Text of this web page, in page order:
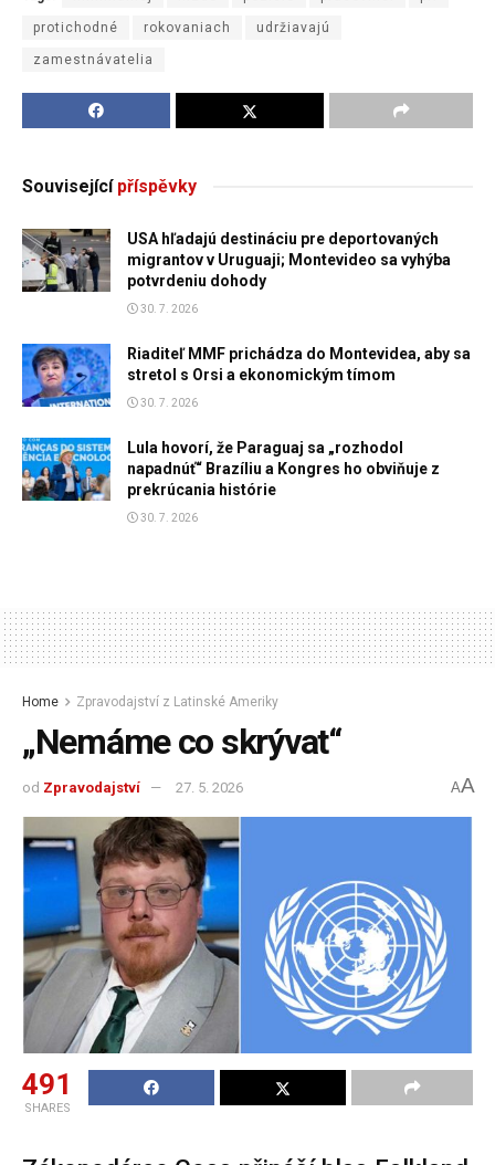
protichodné rokovaniach udržiavajú
zamestnávatelia
Souvisejícípříspěvky
USA hľadajú destináciu pre deportovaných
migrantov v Uruguaji; Montevideo sa vyhýba
potvrdeniu dohody
30. 7. 2026
Riaditeľ MMF prichádza do Montevidea, aby sa
stretol s Orsi a ekonomickým tímom
30. 7. 2026
Lula hovorí, že Paraguaj sa „rozhodol
napadnúť“ Brazíliu a Kongres ho obviňuje z
prekrúcania histórie
30. 7. 2026
Home Zpravodajství z Latinské Ameriky
„Nemáme co skrývat“
od Zpravodajství 27. 5. 2026 AA
491
SHARES